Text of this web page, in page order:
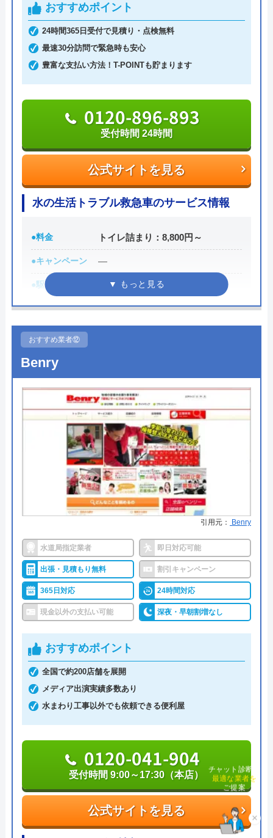
水回りトラブルの修理料金は6,600円～受け付けてお
り、給湯器交換の料金も工事費込みの価格で分かり
やすく掲載されています。
公式サイトを見る
0120-322-455
岩手水道サービスのクチコミ on
※クチコミの内容について
7 年前
Googleクチコミを見る
おすすめポイント
24時間365日受付で見積り・点検無料
最速30分訪問で緊急時も安心
豊富な支払い方法！T-POINTも貯まります
公式サイトを見る
0120-896-893
受付時間 24時間
水の生活トラブル救急車のサービス情報
●料金 トイレ詰まり：8,800円～
●キャンペーン ―
●駆けつけ時間 最短30分
●受付時間 24時間
●定休日
●支払い方法
現金・集金・銀行振込・クレジッ
トカード
●累計実績 ―
●保証・保険 最大5年の保証あり
詳細は公式HPでご確認ください
水の生活トラブル救急車がおすすめの理由
水の生活トラブル救急車は全国40都道府県を対応エ
リアとしており、またトイレやキッチン、お風呂な
ど水まわり設備全般の修理が可能な、誰でも相談し
やすい水道業者です。
熟練スタッフが訪問してくれるため、技術面に関し
ては信頼出来ますし、最短30分での駆けつけや見積
もりは無料の面も加味すると、相見積もりに利用し
たい業者の一つです。
公式サイトを見る
0120-896-893
水の生活トラブル救急車の基本情報
おすすめ業者⑫
Benry
引用元： Benry
水道局指定業者 即日対応可能
出張・見積もり無料 割引キャンペーン
365日対応 24時間対応
現金以外の支払い可能 深夜・早朝割増なし
おすすめポイント
全国で約200店舗を展開
メディア出演実績多数あり
水まわり工事以外でも依頼できる便利屋
公式サイトを見る
0120-041-904
受付時間 9:00～17:30（本店）
×
チャット診断で
最適な業者を
ご提案